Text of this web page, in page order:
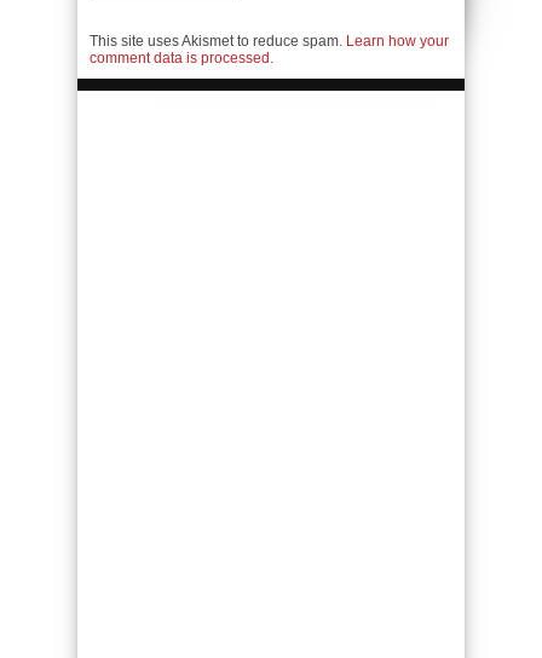
This site uses Akismet to reduce spam. Learn how your
comment data is processed.